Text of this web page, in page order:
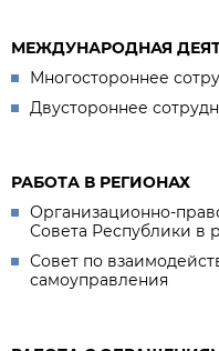
МЕЖДУНАРОДНАЯ
Многостороннее
Двустороннее
РАБОТА В РЕГИОНАХ
Организационно-
Совета Республики в
Совет по
самоуправления